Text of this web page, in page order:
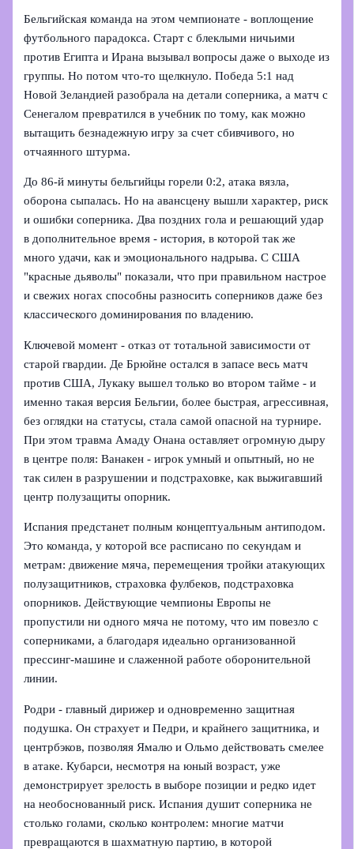
Бельгийская команда на этом чемпионате - воплощение
футбольного парадокса. Старт с блеклыми ничьими
против Египта и Ирана вызывал вопросы даже о выходе из
группы. Но потом что‑то щелкнуло. Победа 5:1 над
Новой Зеландией разобрала на детали соперника, а матч с
Сенегалом превратился в учебник по тому, как можно
вытащить безнадежную игру за счет сбивчивого, но
отчаянного штурма.
До 86‑й минуты бельгийцы горели 0:2, атака вязла,
оборона сыпалась. Но на авансцену вышли характер, риск
и ошибки соперника. Два поздних гола и решающий удар
в дополнительное время - история, в которой так же
много удачи, как и эмоционального надрыва. С США
"красные дьяволы" показали, что при правильном настрое
и свежих ногах способны разносить соперников даже без
классического доминирования по владению.
Ключевой момент - отказ от тотальной зависимости от
старой гвардии. Де Брюйне остался в запасе весь матч
против США, Лукаку вышел только во втором тайме - и
именно такая версия Бельгии, более быстрая, агрессивная,
без оглядки на статусы, стала самой опасной на турнире.
При этом травма Амаду Онана оставляет огромную дыру
в центре поля: Ванакен - игрок умный и опытный, но не
так силен в разрушении и подстраховке, как выжигавший
центр полузащиты опорник.
Испания предстанет полным концептуальным антиподом.
Это команда, у которой все расписано по секундам и
метрам: движение мяча, перемещения тройки атакующих
полузащитников, страховка фулбеков, подстраховка
опорников. Действующие чемпионы Европы не
пропустили ни одного мяча не потому, что им повезло с
соперниками, а благодаря идеально организованной
прессинг‑машине и слаженной работе оборонительной
линии.
Родри - главный дирижер и одновременно защитная
подушка. Он страхует и Педри, и крайнего защитника, и
центрбэков, позволяя Ямалю и Ольмо действовать смелее
в атаке. Кубарси, несмотря на юный возраст, уже
демонстрирует зрелость в выборе позиции и редко идет
на необоснованный риск. Испания душит соперника не
столько голами, сколько контролем: многие матчи
превращаются в шахматную партию, в которой